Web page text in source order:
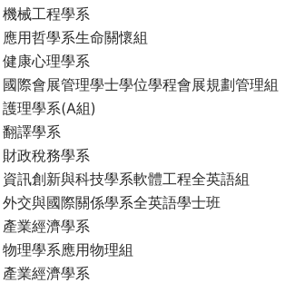
機械工程學系
應用哲學系生命關懷組
健康心理學系
國際會展管理學士學位學程會展規劃管理組
護理學系(A組)
翻譯學系
財政稅務學系
資訊創新與科技學系軟體工程全英語組
外交與國際關係學系全英語學士班
產業經濟學系
物理學系應用物理組
產業經濟學系